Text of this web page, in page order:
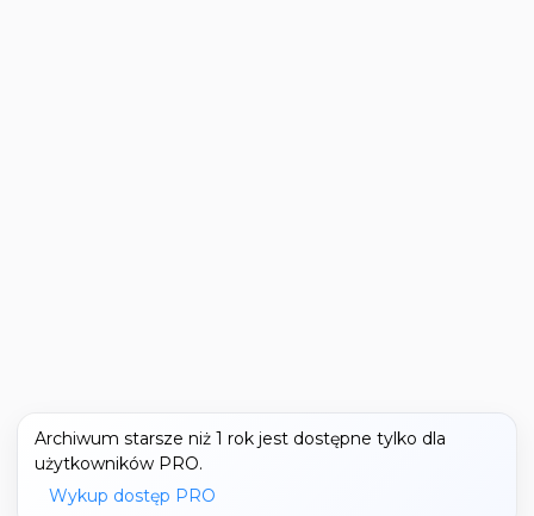
Archiwum starsze niż 1 rok jest dostępne tylko dla
użytkowników PRO.
Wykup dostęp PRO